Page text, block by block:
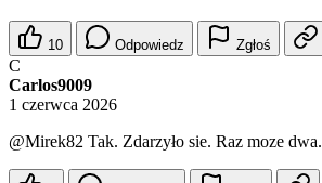
10 Odpowiedz Zgłoś
C
Carlos9009
1 czerwca 2026
@Mirek82 Tak. Zdarzyło sie. Raz moze dwa.